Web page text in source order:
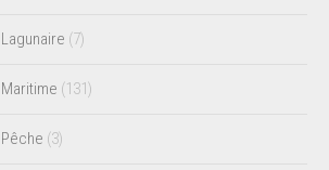
Lagunaire (7)
Maritime (131)
Pêche (3)